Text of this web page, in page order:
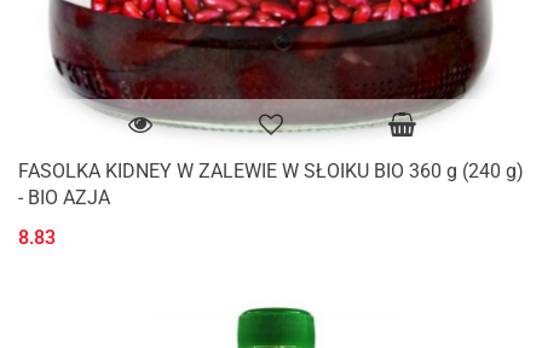
FASOLKA KIDNEY W ZALEWIE W SŁOIKU BIO 360 g (240 g)
- BIO AZJA
8.83